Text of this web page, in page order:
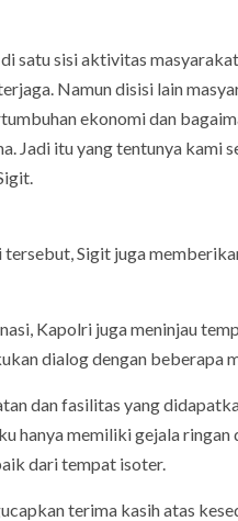
satu sisi aktivitas
Namun disisi lain
ekonomi dan
Jadi itu yang tentunya kami
Sigit juga
Kapolri juga meninjau
dialog dengan beberapa
dan fasilitas yang
hanya memiliki gejala
dari tempat isoter.
terima kasih atas